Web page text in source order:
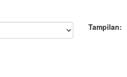
Tampilan: